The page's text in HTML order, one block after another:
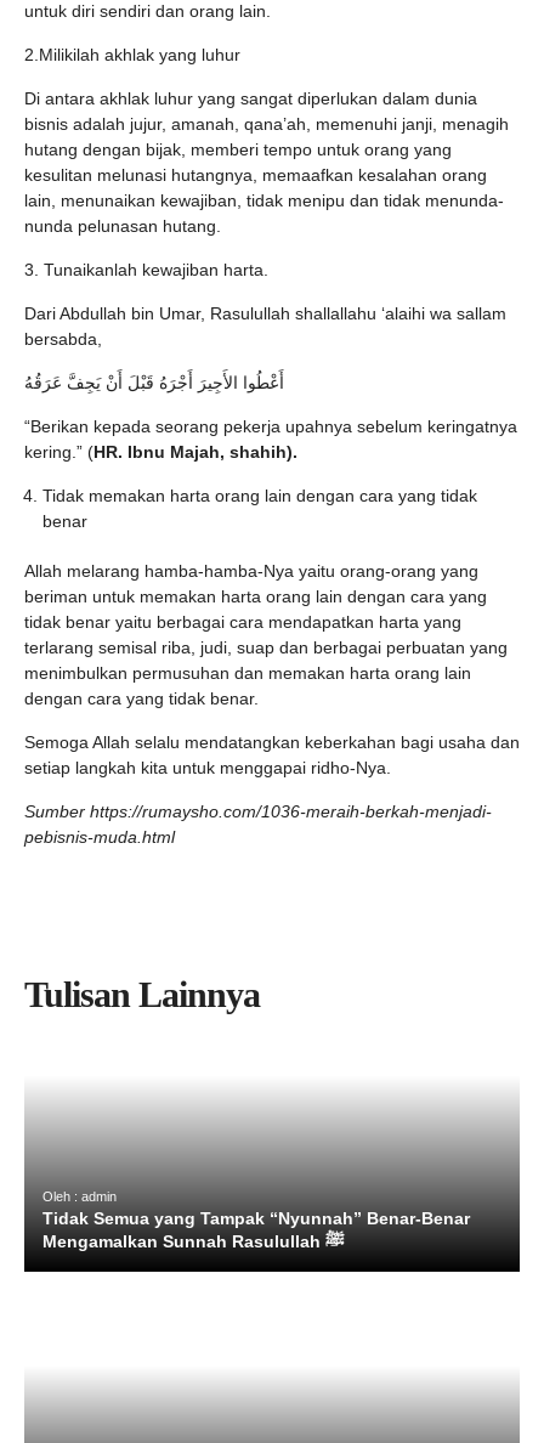
untuk diri sendiri dan orang lain.
2.Milikilah akhlak yang luhur
Di antara akhlak luhur yang sangat diperlukan dalam dunia
bisnis adalah jujur, amanah, qana’ah, memenuhi janji, menagih
hutang dengan bijak, memberi tempo untuk orang yang
kesulitan melunasi hutangnya, memaafkan kesalahan orang
lain, menunaikan kewajiban, tidak menipu dan tidak menunda-
nunda pelunasan hutang.
3. Tunaikanlah kewajiban harta.
Dari Abdullah bin Umar, Rasulullah shallallahu ‘alaihi wa sallam
bersabda,
أَعْطُوا الأَجِيرَ أَجْرَهُ قَبْلَ أَنْ يَجِفَّ عَرَقُهُ
“Berikan kepada seorang pekerja upahnya sebelum keringatnya
kering.” (HR. Ibnu Majah, shahih).
Tidak memakan harta orang lain dengan cara yang tidak
benar
Allah melarang hamba-hamba-Nya yaitu orang-orang yang
beriman untuk memakan harta orang lain dengan cara yang
tidak benar yaitu berbagai cara mendapatkan harta yang
terlarang semisal riba, judi, suap dan berbagai perbuatan yang
menimbulkan permusuhan dan memakan harta orang lain
dengan cara yang tidak benar.
Semoga Allah selalu mendatangkan keberkahan bagi usaha dan
setiap langkah kita untuk menggapai ridho-Nya.
Sumber https://rumaysho.com/1036-meraih-berkah-menjadi-
pebisnis-muda.html
Tulisan Lainnya
Oleh : admin
Tidak Semua yang Tampak “Nyunnah” Benar-Benar
Mengamalkan Sunnah Rasulullah ﷺ